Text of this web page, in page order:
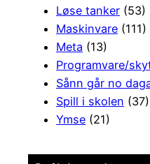
Løse tanker (53)
Maskinvare (111)
Meta (13)
Programvare/
Sånn går no
Spill i skolen (37)
Ymse (21)